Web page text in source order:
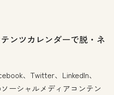
ンツカレンダーで脱・ネ
、Twitter、LinkedIn、
ーシャルメディアコンテン